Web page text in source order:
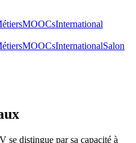
MOOCsInternational
MOOCsInternationalSalon
se distingue par sa capacité à